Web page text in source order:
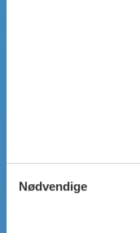
Nødvendige